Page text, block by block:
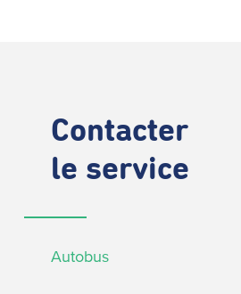
Contacter
le service
Autobus